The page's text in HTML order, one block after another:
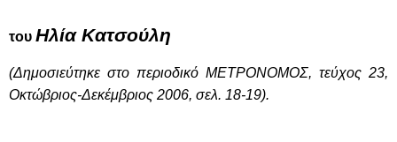
του Ηλία Κατσούλη
(Δημοσιεύτηκε στο περιοδικό ΜΕΤΡΟΝΟΜΟΣ, τεύχος 23,
Οκτώβριος-Δεκέμβριος 2006, σελ. 18-19).